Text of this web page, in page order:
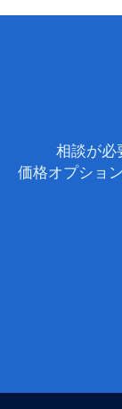
相談が必
価格オプショ